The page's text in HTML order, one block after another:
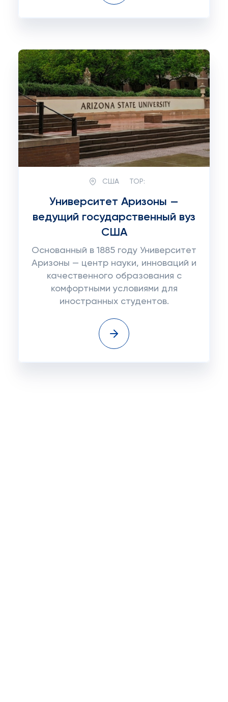
США TOP:
Университет Аризоны —
ведущий государственный вуз
США
Основанный в 1885 году Университет
Аризоны — центр науки, инноваций и
качественного образования с
комфортными условиями для
иностранных студентов.